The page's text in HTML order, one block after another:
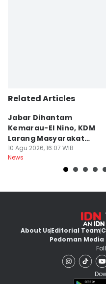
Related Articles
Jabar Dihantam
Kemarau-El Nino, KDM
Larang Masyarakat
Masuk Hutan
10 Agu 2026, 16:07 WIB
News
About UsEditorial Team
Pedoman Media